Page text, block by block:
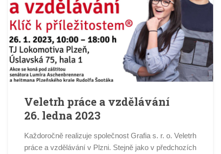
Veletrh práce a vzdělávání
26. ledna 2023
Každoročně realizuje společnost Grafia s. r. o. Veletrh
práce a vzdělávání v Plzni. Stejně jako v předchozích